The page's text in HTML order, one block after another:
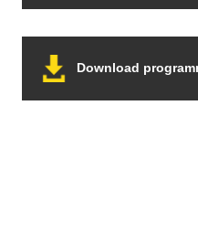
Download